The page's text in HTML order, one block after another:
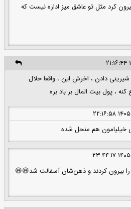
کرد مثل تو عاشق میز اداره نیست که
پول مردم رفت ، ۷ اکتبر شیرینی دادن ، اخرش این ، واقعا حلال
، پول بیت المال بر باد بره
خیلیامون هم منحل شده
را بیرون کردند و ذهن‌شان آسفالت شد😆😆